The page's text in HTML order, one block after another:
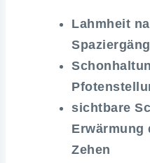
Lahmheit
sichtbare
Erwärmung
Zehen